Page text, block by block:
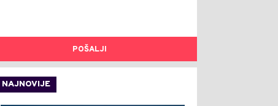
POŠALJI
NAJNOVIJE